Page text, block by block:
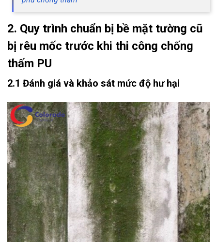
2. Quy trình chuẩn bị bề mặt tường cũ
bị rêu mốc trước khi thi công chống
thấm PU
2.1 Đánh giá và khảo sát mức độ hư hại